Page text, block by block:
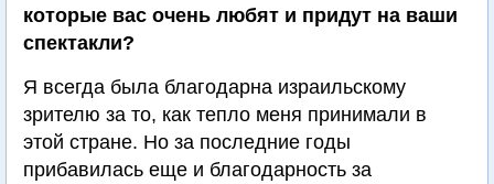
которые вас очень любят и придут на ваши
спектакли?
Я всегда была благодарна израильскому
зрителю за то, как тепло меня принимали в
этой стране. Но за последние годы
прибавилась еще и благодарность за